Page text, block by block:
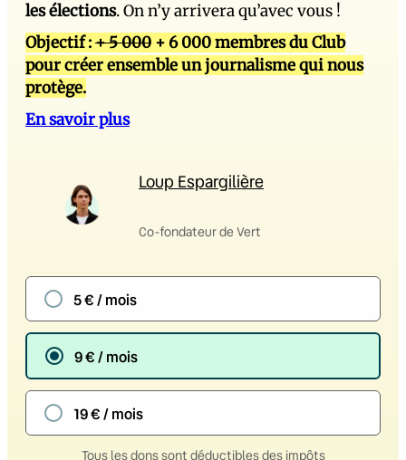
les élections. On n’y arrivera qu’avec vous !
Objectif :+ 5 000 + 6 000 membres du Club
pour créer ensemble un journalisme qui nous
protège.
En savoir plus
Loup Espargilière
Co-fondateur de Vert
5 € / mois
9 € / mois
19 € / mois
Tous les dons sont déductibles des impôts